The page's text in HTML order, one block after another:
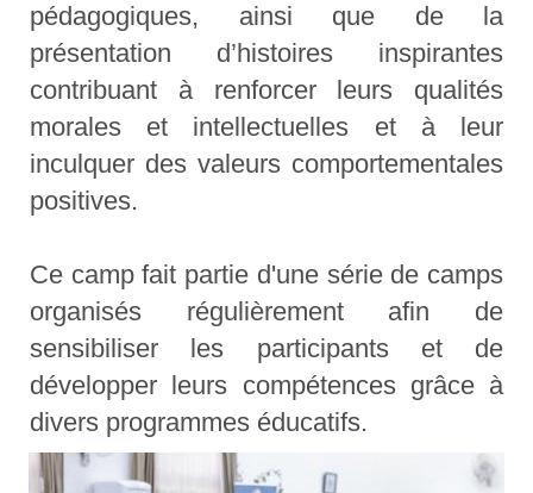
pédagogiques, ainsi que de la
présentation d’histoires inspirantes
contribuant à renforcer leurs qualités
morales et intellectuelles et à leur
inculquer des valeurs comportementales
positives.
Ce camp fait partie d'une série de camps
organisés régulièrement afin de
sensibiliser les participants et de
développer leurs compétences grâce à
divers programmes éducatifs.